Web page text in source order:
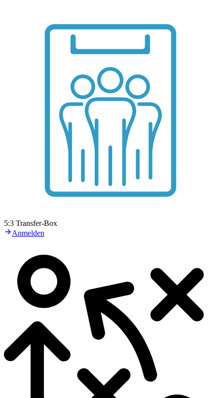
5:3 Transfer-Box
Anmelden